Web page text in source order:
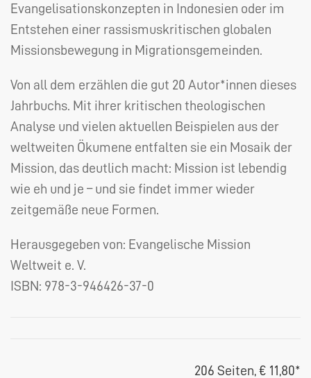
Evangelisationskonzepten in Indonesien oder im
Entstehen einer rassismuskritischen globalen
Missionsbewegung in Migrationsgemeinden.
Von all dem erzählen die gut 20 Autor*innen dieses
Jahrbuchs. Mit ihrer kritischen theologischen
Analyse und vielen aktuellen Beispielen aus der
weltweiten Ökumene entfalten sie ein Mosaik der
Mission, das deutlich macht: Mission ist lebendig
wie eh und je – und sie findet immer wieder
zeitgemäße neue Formen.
Herausgegeben von: Evangelische Mission
Weltweit e. V.
ISBN: 978-3-946426-37-0
206 Seiten, € 11,80*